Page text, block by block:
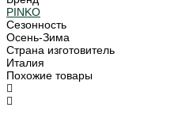
PINKO
Сезонность
Осень-Зима
Страна изготовитель
Италия
Похожие товары